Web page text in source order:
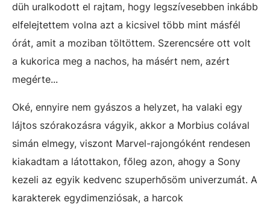
düh uralkodott el rajtam, hogy legszívesebben inkább
elfelejtettem volna azt a kicsivel több mint másfél
órát, amit a moziban töltöttem. Szerencsére ott volt
a kukorica meg a nachos, ha másért nem, azért
megérte...
Oké, ennyire nem gyászos a helyzet, ha valaki egy
lájtos szórakozásra vágyik, akkor a Morbius colával
simán elmegy, viszont Marvel-rajongóként rendesen
kiakadtam a látottakon, főleg azon, ahogy a Sony
kezeli az egyik kedvenc szuperhősöm univerzumát. A
karakterek egydimenziósak, a harcok